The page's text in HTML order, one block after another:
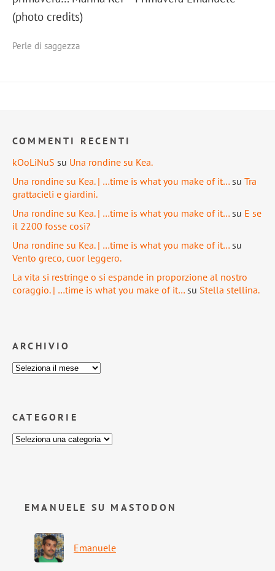
(photo credits)
Perle di saggezza
COMMENTI RECENTI
kOoLiNuS su Una rondine su Kea.
Una rondine su Kea. | …time is what you make of it… su Tra
grattacieli e giardini.
Una rondine su Kea. | …time is what you make of it… su E se
il 2200 fosse così?
Una rondine su Kea. | …time is what you make of it… su
Vento greco, cuor leggero.
La vita si restringe o si espande in proporzione al nostro
coraggio. | …time is what you make of it… su Stella stellina.
ARCHIVIO
CATEGORIE
EMANUELE SU MASTODON
Emanuele